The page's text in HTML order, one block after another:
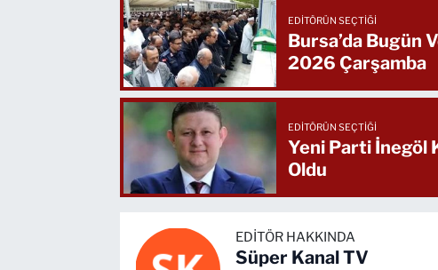
EDITÖRÜN SEÇTIĞI
Bursa’da Bugün
2026 Çarşamba
EDITÖRÜN SEÇTIĞI
Yeni Parti İnegöl
Oldu
EDITÖR HAKKINDA
Süper Kanal TV